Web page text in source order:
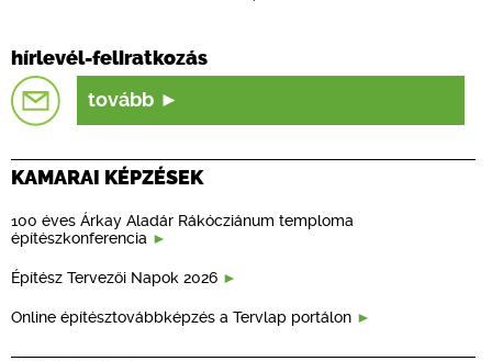
hírlevél-feliratkozás
tovább
KAMARAI KÉPZÉSEK
100 éves Árkay Aladár Rákócziánum temploma
építészkonferencia
Építész Tervezői Napok 2026
Online építésztovábbképzés a Tervlap portálon